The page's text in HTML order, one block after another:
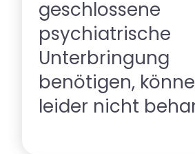
geschlossene
psychiatrische
Unterbringung
benötigen,
leider nicht